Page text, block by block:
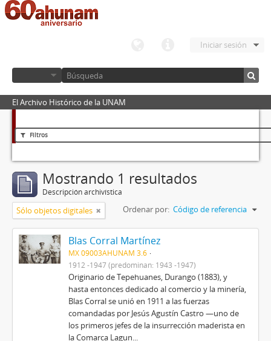
Iniciar sesión
El Archivo Histórico de la UNAM
Filtros
Mostrando 1 resultados
Descripción archivística
Sólo objetos digitales Ordenar por: Código de referencia
Blas Corral Martínez
MX 09003AHUNAM 3.6
1912 -1947 (predominan: 1943 -1947)
Originario de Tepehuanes, Durango (1883), y
hasta entonces dedicado al comercio y la minería,
Blas Corral se unió en 1911 a las fuerzas
comandadas por Jesús Agustín Castro —uno de
los primeros jefes de la insurrección maderista en
la Comarca Lagun...